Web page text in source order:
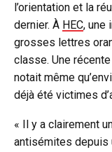
l’orientation et la
dernier. À HEC, une
grosses lettres
classe. Une récente
notait même
déjà été victimes
« Il y a clairement
antisémites depuis